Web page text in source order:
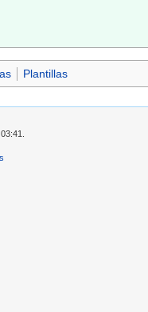
Plantillas